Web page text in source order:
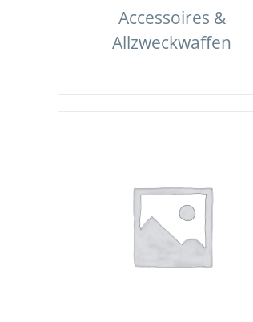
Accessoires &
Allzweckwaffen